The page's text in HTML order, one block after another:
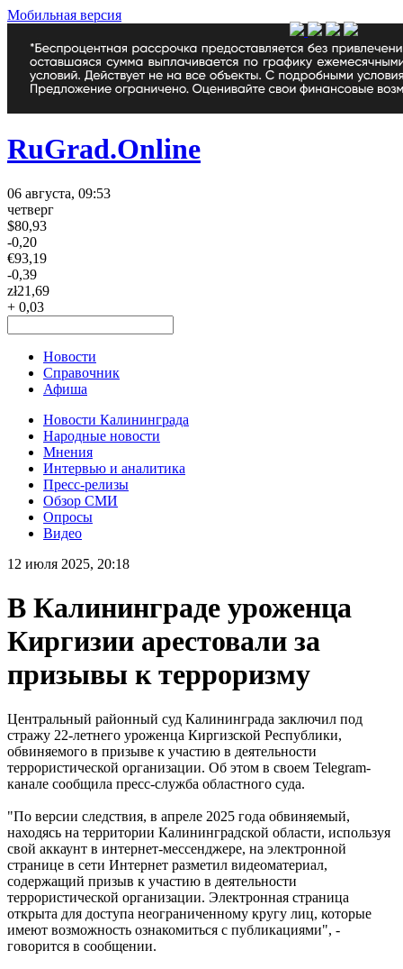
Мобильная версия
RuGrad.Online
06 августа, 09:53
четверг
$80,93
-0,20
€93,19
-0,39
zł21,69
+ 0,03
Новости
Справочник
Афиша
Новости Калининграда
Народные новости
Мнения
Интервью и аналитика
Пресс-релизы
Обзор СМИ
Опросы
Видео
12 июля 2025, 20:18
В Калининграде уроженца
Киргизии арестовали за
призывы к терроризму
Центральный районный суд Калининграда заключил под
стражу 22-летнего уроженца Киргизской Республики,
обвиняемого в призыве к участию в деятельности
террористической организации. Об этом в своем Telegram-
канале сообщила пресс-служба областного суда.
"По версии следствия, в апреле 2025 года обвиняемый,
находясь на территории Калининградской области, используя
свой аккаунт в интернет-мессенджере, на электронной
странице в сети Интернет разметил видеоматериал,
содержащий призыв к участию в деятельности
террористической организации. Электронная страница
открыта для доступа неограниченному кругу лиц, которые
имеют возможность ознакомиться с публикациями", -
говорится в сообщении.